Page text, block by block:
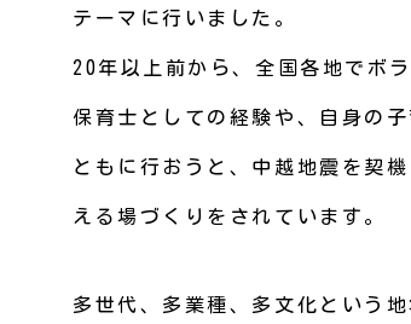
テーマに行いました。
20年以上前から、全国各地でボ
保育士としての経験や、自身の
ともに行おうと、中越地震を契
える場づくりをされています。
多世代、多業種、多文化という